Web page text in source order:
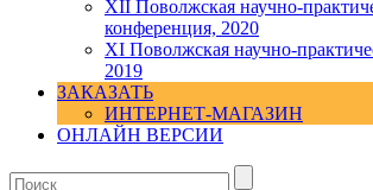
ХII Поволжская научно-
конференция, 2020
XI Поволжская научно-
2019
ЗАКАЗАТЬ
ИНТЕРНЕТ-МАГАЗИН
ОНЛАЙН ВЕРСИИ